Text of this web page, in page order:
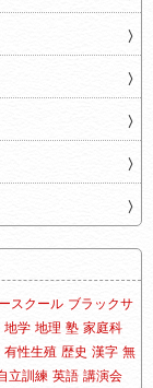
スクール ブラックサ
地学 地理 塾 家庭科
有性生殖 歴史 漢字 無
立訓練 英語 講演会